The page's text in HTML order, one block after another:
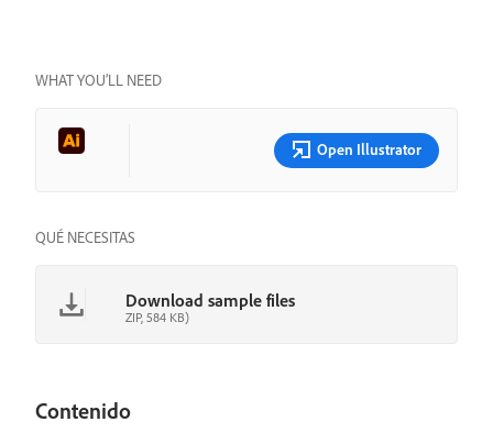
WHAT YOU’LL NEED
Open Illustrator
QUÉ NECESITAS
Download sample files
ZIP, 584 KB)
Contenido